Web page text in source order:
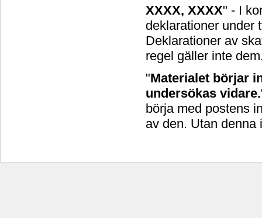
XXXX, XXXX" - I
deklarationer under
Deklarationer av
regel gäller inte
"Materialet börjar
undersökas vidare.
börja med postens
av den. Utan denna